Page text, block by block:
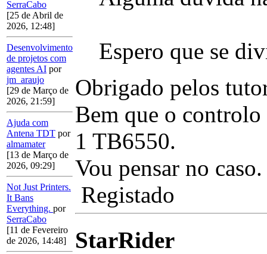
SerraCabo
[25 de Abril de
2026, 12:48]
Desenvolvimento
de projetos com
agentes AI por
jm_araujo
[29 de Março de
2026, 21:59]
Ajuda com
Antena TDT por
almamater
[13 de Março de
2026, 09:29]
Not Just Printers.
It Bans
Everything. por
SerraCabo
[11 de Fevereiro
de 2026, 14:48]
Espero que se
Obrigado pelos
Bem que o
1 TB6550.
Vou pensar no caso.
Registado
StarRider